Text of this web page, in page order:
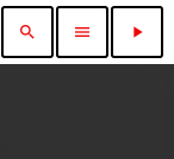
search menu play_arrow